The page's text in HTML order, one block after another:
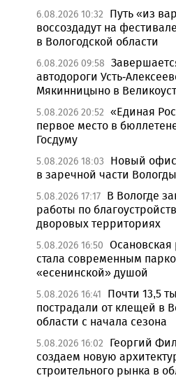
6.08.2026 10:32
Путь «из
воссоздадут на
в Вологодской области
6.08.2026 09:58
автодороги Усть-
Мякинницыно в
5.08.2026 20:52 «Единая
первое место в
Госдуму
5.08.2026 18:03
Новый
в заречной части Вологды
5.08.2026 17:17 В Вологде
работы по
дворовых территориях
5.08.2026 16:50 Осановская
стала современным
«есенинской» душой
5.08.2026 16:41
Почти 13,5
пострадали от клещей в
области с начала сезона
5.08.2026 16:02
Георгий
создаем новую
строительного рынка в